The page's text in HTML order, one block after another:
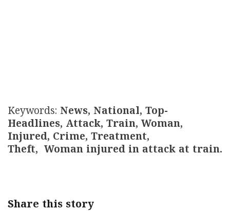
Keywords: News, National, Top-
Headlines, Attack, Train, Woman,
Injured, Crime, Treatment,
Theft, Woman injured in attack at train.
Share this story